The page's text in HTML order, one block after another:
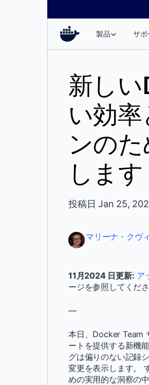
製品 サポ
新し
い効
ンの
します
投稿日 Jan 25,
マリーナ・クヴ
11月2024 日更新: ア
ージを参照してくだ
—
本日、Docker Team
ートを提供する新機
グは偏りのない記録
変更を表示します。
めの実用的な洞察の